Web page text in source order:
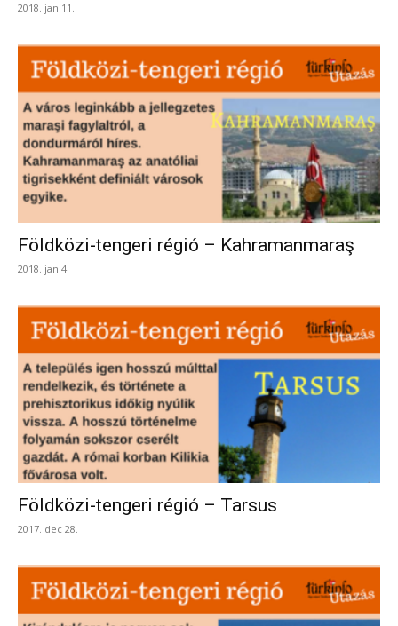
2018. jan 11.
Földközi-tengeri régió – Kahramanmaraş
2018. jan 4.
Földközi-tengeri régió – Tarsus
2017. dec 28.